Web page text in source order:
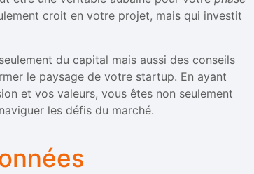
croit en votre projet, mais qui investit
du capital mais aussi des conseils
le paysage de votre startup. En ayant
et vos valeurs, vous êtes non seulement
les défis du marché.